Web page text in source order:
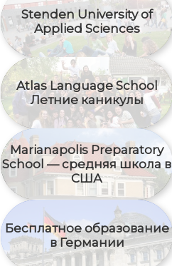
Stenden University of
Applied Sciences
Atlas Language School
Летние каникулы
Marianapolis Preparatory
School — средняя школа в
США
Бесплатное образование
в Германии